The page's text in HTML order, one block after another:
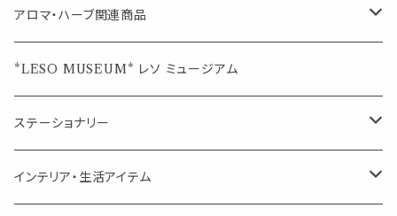
ブレンド
ウェルカムボード・装飾
席札クリップ
プチギフト
スプレーボトル
スポイトボトル
精油用ボトル
ポンプ式ボトル
ブレンド
ジュエル オブ ビューティー
美人さんのハーブティー
シングル
アロマ・ハーブ関連商品
エッセンシャルオイル
シングル
ブレンド
クラフト器材・道具
キャリアオイル・ワックス
お香・サシェ・キャンドル
*LESO MUSEUM* レソ ミュージアム
ステーショナリー
デザインクリップ
インテリア・生活アイテム